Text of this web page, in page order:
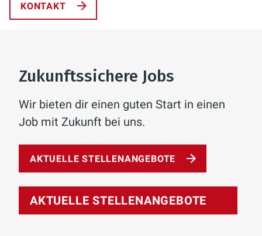
KONTAKT
Zukunftssichere Jobs
Wir bieten dir einen guten Start in einen
Job mit Zukunft bei uns.
AKTUELLE STELLENANGEBOTE
AKTUELLE STELLENANGEBOTE